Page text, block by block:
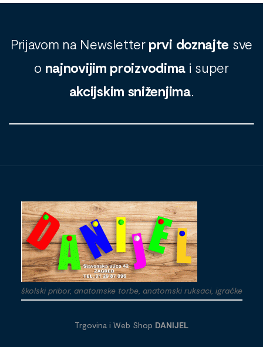
Prijavom na Newsletter prvi doznajte sve
o najnovijim proizvodima i super
akcijskim sniženjima.
školski pribor, anatomske torbe, anatomski ruksaci, igračke
Trgovina i Web Shop DANIJEL